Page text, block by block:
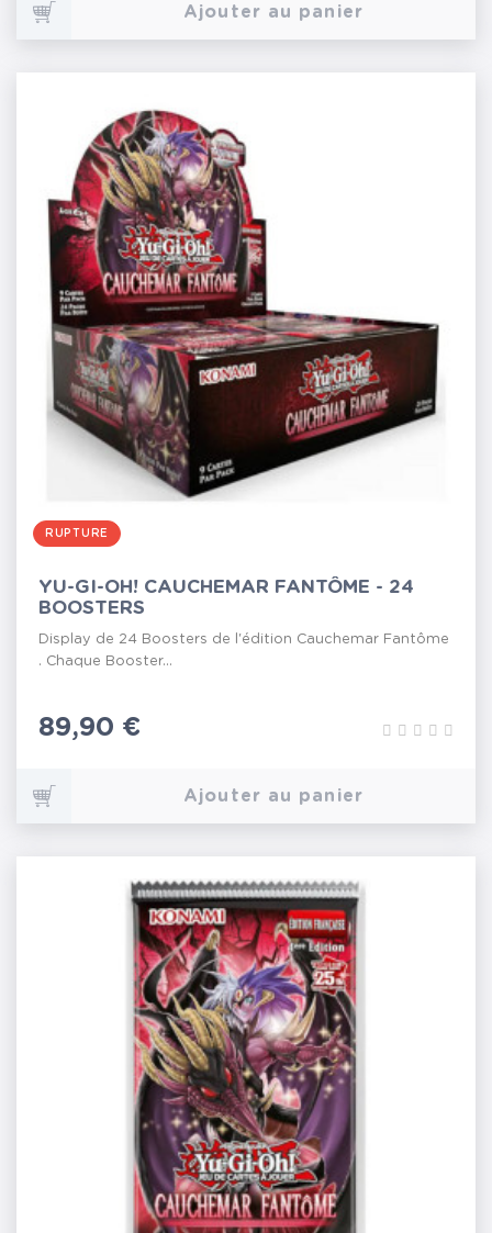
Ajouter au panier
RUPTURE
YU-GI-OH! CAUCHEMAR FANTÔME - 24
BOOSTERS
Display de 24 Boosters de l'édition Cauchemar Fantôme
. Chaque Booster...
Prix
89,90 €
Ajouter au panier